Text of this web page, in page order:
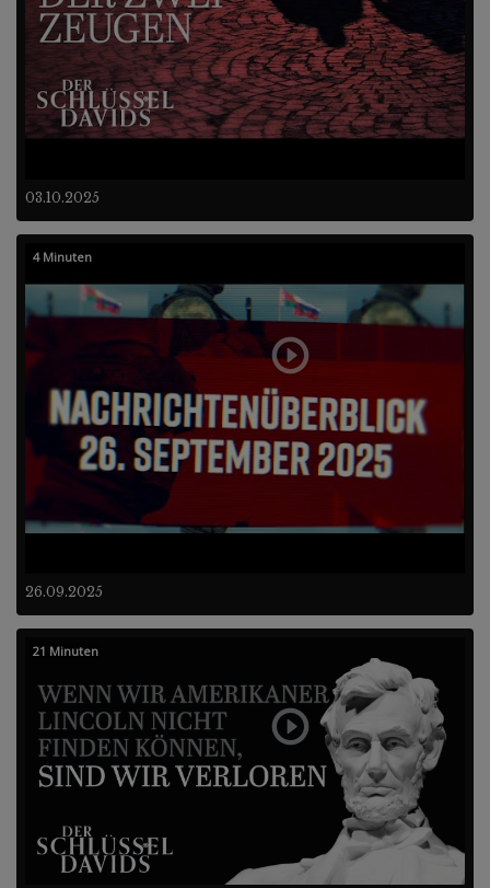
03.10.2025
26.09.2025
4 Minuten
21 Minuten